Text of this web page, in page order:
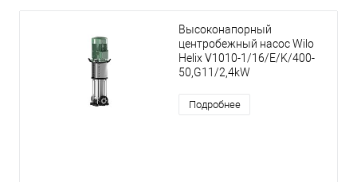
Высоконапорный
центробежный насос Wilo
Helix V1010-1/16/E/K/400-
50,G11/2,4kW
Подробнее